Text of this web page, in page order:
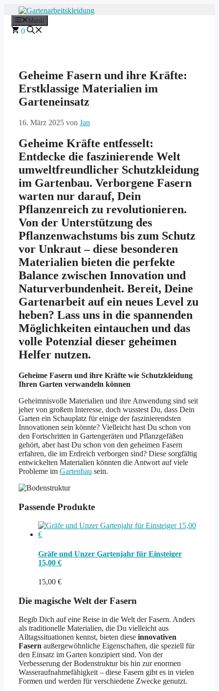
Inhalt
springen
Menü
0
Geheime Fasern und ihre Kräfte:
Erstklassige Materialien im
Garteneinsatz
16. März 2025 von Jan
Geheime Kräfte entfesselt:
Entdecke die faszinierende Welt
umweltfreundlicher Schutzkleidung
im Gartenbau. Verborgene Fasern
warten nur darauf, Dein
Pflanzenreich zu revolutionieren.
Von der Unterstützung des
Pflanzenwachstums bis zum Schutz
vor Unkraut – diese besonderen
Materialien bieten die perfekte
Balance zwischen Innovation und
Naturverbundenheit. Bereit, Deine
Gartenarbeit auf ein neues Level zu
heben? Lass uns in die spannenden
Möglichkeiten eintauchen und das
volle Potenzial dieser geheimen
Helfer nutzen.
Geheime Fasern und ihre Kräfte wie Schutzkleidung
Ihren Garten verwandeln können
Geheimnisvolle Materialien und ihre Anwendung sind seit
jeher von großem Interesse, doch wusstest Du, dass Dein
Garten ein Schauplatz für einige der faszinierendsten
Innovationen sein könnte? Vielleicht hast Du schon von
den Fortschritten in Gartengeräten und Pflanzgefäßen
gehört, aber hast Du schon von den geheimen Fasern
erfahren, die im Erdreich verborgen sind? Diese sorgfältig
entwickelten Materialien könnten die Antwort auf viele
Probleme im Gartenbau sein.
Passende Produkte
Gräfe und Unzer Gartenjahr für Einsteiger
15,00 €
15,00 €
Die magische Welt der Fasern
Begib Dich auf eine Reise in die Welt der Fasern. Anders
als traditionelle Materialien, die Du vielleicht aus
Alltagssituationen kennst, bieten diese innovativen
Fasern außergewöhnliche Eigenschaften, die speziell für
den Einsatz im Garten konzipiert sind. Von der
Verbesserung der Bodenstruktur bis hin zur enormen
Wasseraufnahmefähigkeit – diese Fasern gibt es in vielen
Formen und werden für verschiedene Zwecke genutzt.